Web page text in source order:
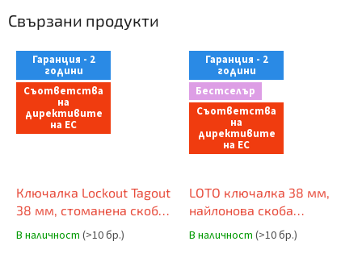
Свързани продукти
Гаранция - 2
години
Съответства
на
директивите
на ЕС
Ключалка Lockout Tagout
38 мм, стоманена скоба
⌀ 6 мм, найлоново тяло
(непроводящо), прав ръб,
В наличност (>10 бр.)
Гаранция - 2
години
Бестселър
Съответства
на
директивите
на ЕС
LOTO ключалка 38 мм,
найлонова скоба
(непроводяща) ⌀ 6 мм,
найлоново тяло
В наличност (>10 бр.)